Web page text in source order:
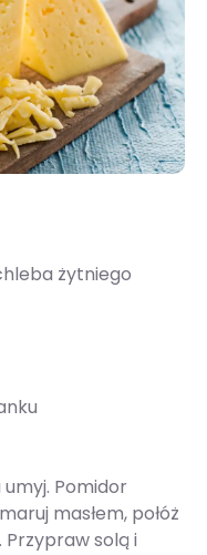
żytniego
Pomidor
masłem, połóż
solą i